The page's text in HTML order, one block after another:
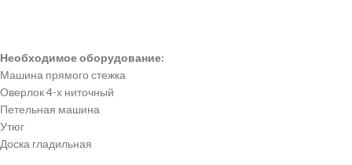
Необходимое оборудование:
Машина прямого стежка
Оверлок 4-х ниточный
Петельная машина
Утюг
Доска гладильная